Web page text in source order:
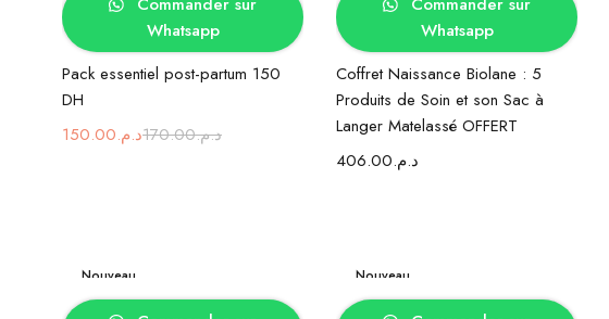
Whatsapp
Pack essentiel post-partum 150
DH
د.م.170.00د.م.150.00
Whatsapp
Coffret Naissance Biolane : 5
Produits de Soin et son Sac à
Langer Matelassé OFFERT
د.م.406.00
Nouveau
Choix des options
Nouveau
Ajouter au panier